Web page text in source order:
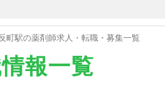
町駅の薬剤師求人・転職・募集一覧
報一覧